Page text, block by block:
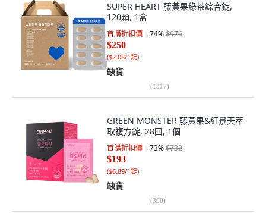
SUPER HEART 藤黃果綠茶綜合錠,
120顆, 1盒
首購折扣價 74%$976
$250
($2.08/1錠)
缺貨
(1317)
GREEN MONSTER 藤黃果&紅景天萃
取複方錠, 28回, 1個
首購折扣價 73%$732
$193
($6.89/1錠)
缺貨
(390)